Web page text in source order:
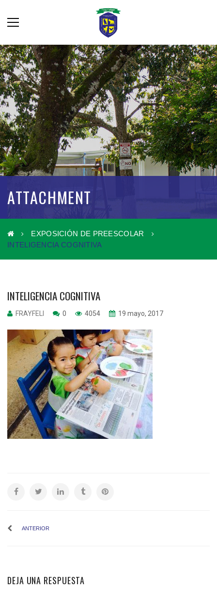
ATTACHMENT
EXPOSICIÓN DE PREESCOLAR
INTELIGENCIA COGNITIVA
INTELIGENCIA COGNITIVA
FRAYFELI 0 4054 19 mayo, 2017
ANTERIOR
DEJA UNA RESPUESTA